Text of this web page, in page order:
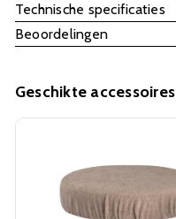
Technische specificaties
Beoordelingen
Geschikte accessoires